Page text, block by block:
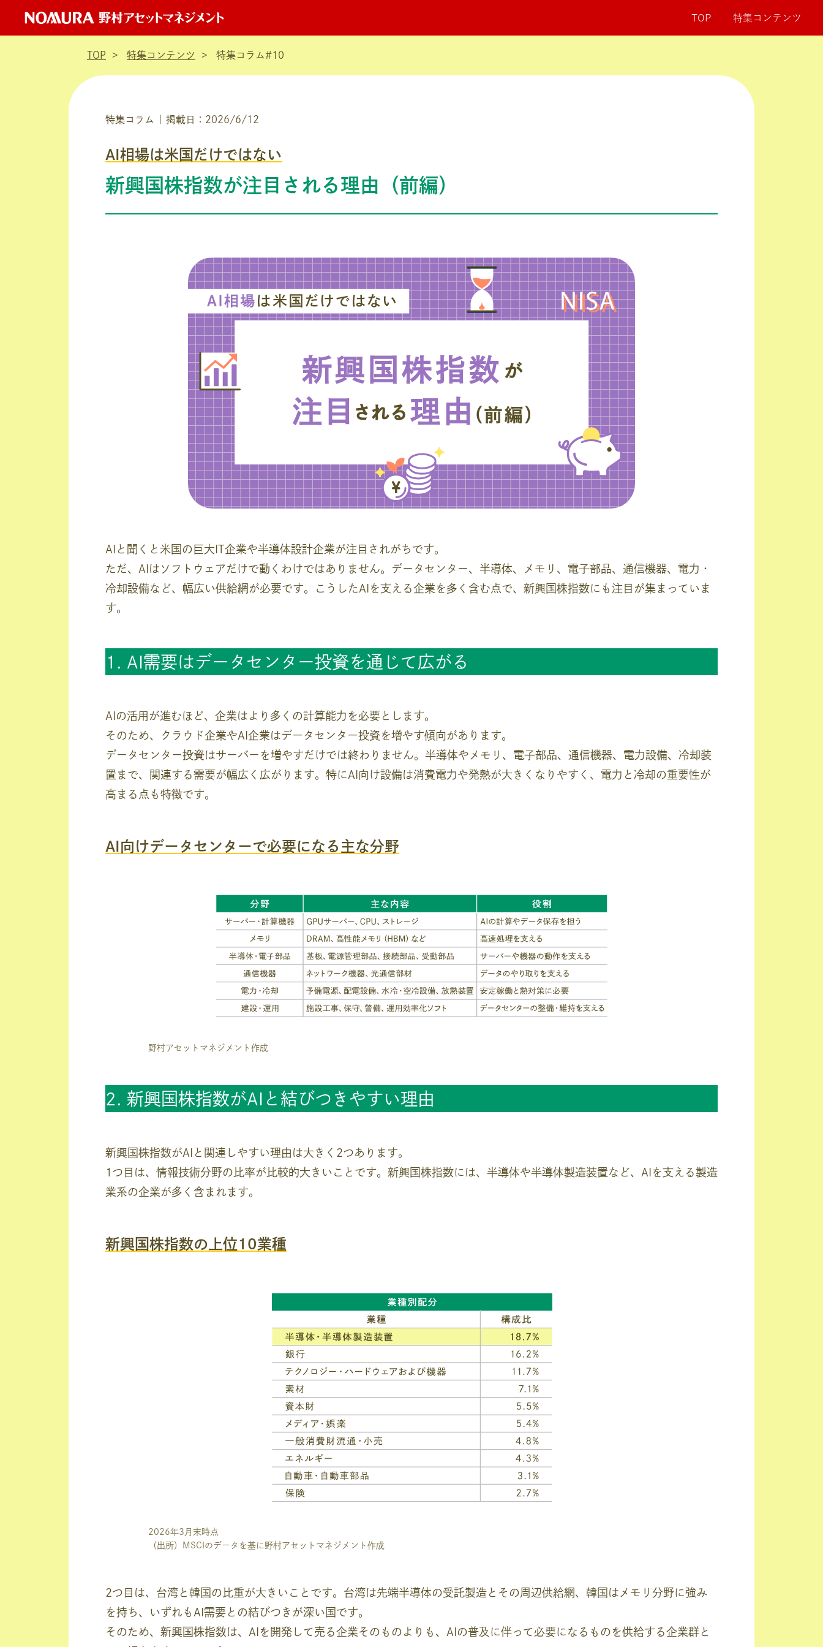
TOP 特集コンテンツ
TOP 特集コンテンツ 特集コラム#10
特集コラム | 掲載日：2026/6/12
AI相場は米国だけではない
新興国株指数が注目される理由（前編）
AIと聞くと米国の巨大IT企業や半導体設計企業が注目されがちです。
ただ、AIはソフトウェアだけで動くわけではありません。データセンター、半導体、メモリ、電子部品、通信機器、電力・
冷却設備など、幅広い供給網が必要です。こうしたAIを支える企業を多く含む点で、新興国株指数にも注目が集まっていま
す。
1. AI需要はデータセンター投資を通じて広がる
AIの活用が進むほど、企業はより多くの計算能力を必要とします。
そのため、クラウド企業やAI企業はデータセンター投資を増やす傾向があります。
データセンター投資はサーバーを増やすだけでは終わりません。半導体やメモリ、電子部品、通信機器、電力設備、冷却装
置まで、関連する需要が幅広く広がります。特にAI向け設備は消費電力や発熱が大きくなりやすく、電力と冷却の重要性が
高まる点も特徴です。
AI向けデータセンターで必要になる主な分野
野村アセットマネジメント作成
2. 新興国株指数がAIと結びつきやすい理由
新興国株指数がAIと関連しやすい理由は大きく2つあります。
1つ目は、情報技術分野の比率が比較的大きいことです。新興国株指数には、半導体や半導体製造装置など、AIを支える製造
業系の企業が多く含まれます。
新興国株指数の上位10業種
2026年3月末時点
（出所）MSCIのデータを基に野村アセットマネジメント作成
2つ目は、台湾と韓国の比重が大きいことです。台湾は先端半導体の受託製造とその周辺供給網、韓国はメモリ分野に強み
を持ち、いずれもAI需要との結びつきが深い国です。
そのため、新興国株指数は、AIを開発して売る企業そのものよりも、AIの普及に伴って必要になるものを供給する企業群と